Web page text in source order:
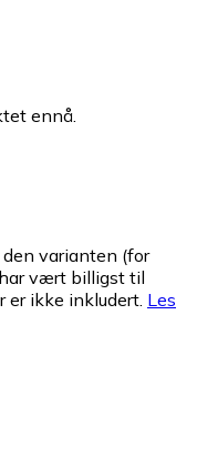
ennå.
varianten (for
vært billigst til
er ikke inkludert. Les